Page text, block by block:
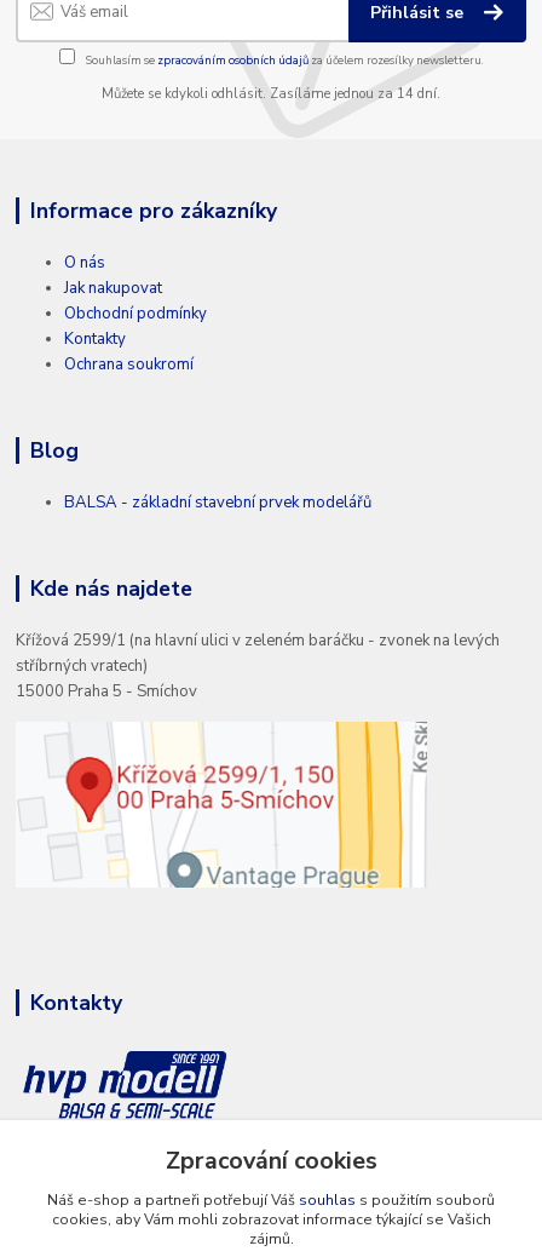
Přihlásit se
Souhlasím se zpracováním osobních údajůza účelem rozesílky newsletteru.
Můžete se kdykoli odhlásit. Zasíláme jednou za 14 dní.
Informace pro zákazníky
O nás
Jak nakupovat
Obchodní podmínky
Kontakty
Ochrana soukromí
Blog
BALSA - základní stavební prvek modelářů
Kde nás najdete
Křížová 2599/1 (na hlavní ulici v zeleném baráčku - zvonek na levých
stříbrných vratech)
15000 Praha 5 - Smíchov
Kontakty
+420 777 286 674
info@hvp-modell.cz
Zpracování cookies
Náš e-shop a partneři potřebují Váš souhlas s použitím souborů
cookies, aby Vám mohli zobrazovat informace týkající se Vašich
zájmů.